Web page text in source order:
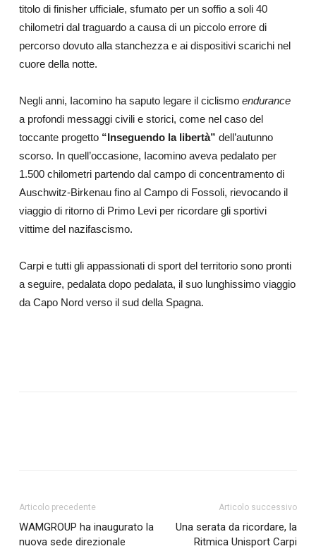
titolo di finisher ufficiale, sfumato per un soffio a soli 40
chilometri dal traguardo a causa di un piccolo errore di
percorso dovuto alla stanchezza e ai dispositivi scarichi nel
cuore della notte.
Negli anni, Iacomino ha saputo legare il ciclismo endurance
a profondi messaggi civili e storici, come nel caso del
toccante progetto “Inseguendo la libertà” dell’autunno
scorso. In quell’occasione, Iacomino aveva pedalato per
1.500 chilometri partendo dal campo di concentramento di
Auschwitz-Birkenau fino al Campo di Fossoli, rievocando il
viaggio di ritorno di Primo Levi per ricordare gli sportivi
vittime del nazifascismo.
Carpi e tutti gli appassionati di sport del territorio sono pronti
a seguire, pedalata dopo pedalata, il suo lunghissimo viaggio
da Capo Nord verso il sud della Spagna.
Articolo precedente
WAMGROUP ha inaugurato la
nuova sede direzionale
Articolo successivo
Una serata da ricordare, la
Ritmica Unisport Carpi